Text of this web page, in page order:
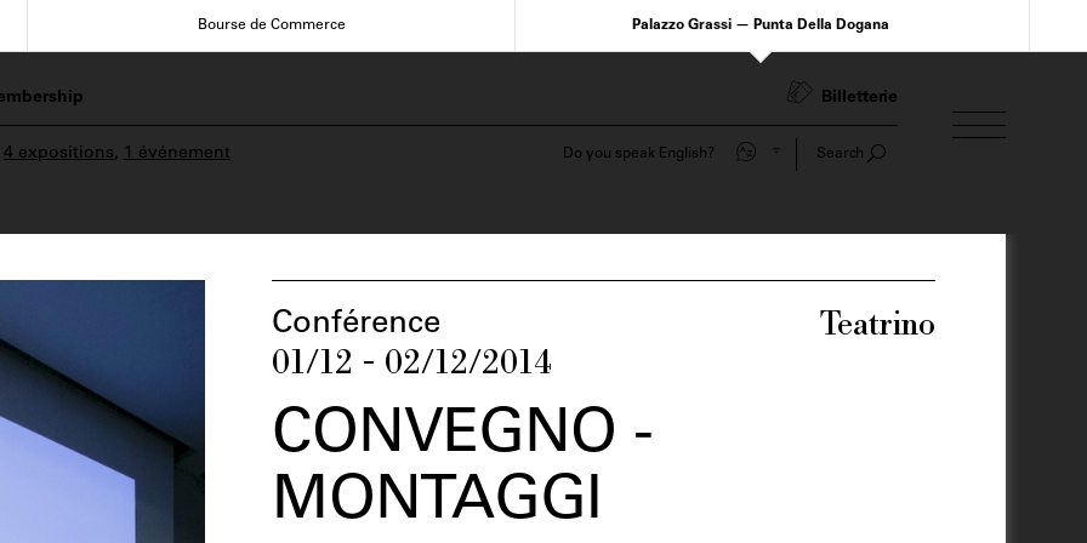
Bourse de Commerce Palazzo Grassi — Punta Della Dogana
Billetterie
4 expositions, 1 événement Do you speak English? Search
Conférence
01/12 - 02/12/2014
Teatrino
CONVEGNO -
MONTAGGI